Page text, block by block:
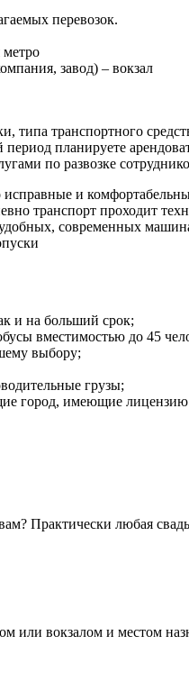
перевозок.
метро
завод) – вокзал
типа транспортного
планируете
по развозке
и
транспорт проходит
современных
и на больший срок;
вместимостью до 45
выбору;
грузы;
город, имеющие
Практически любая
или вокзалом и местом